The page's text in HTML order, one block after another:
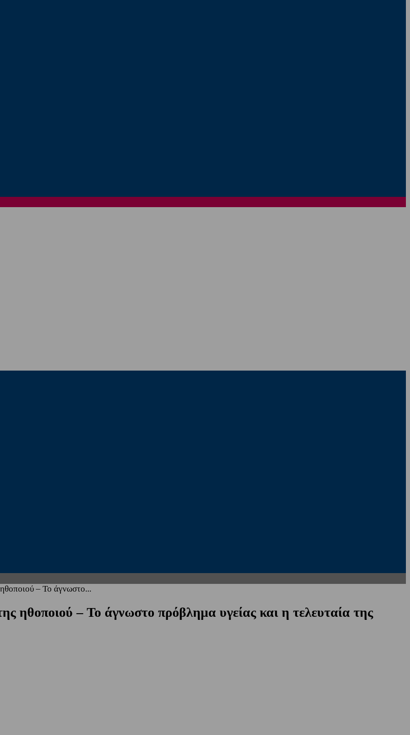
– Το άγνωστο...
ηθοποιού – Το άγνωστο πρόβλημα υγείας και η τελευταία της